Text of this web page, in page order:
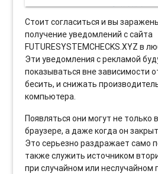
Стоит согласиться и вы
получение уведомлений с сайта
FUTURESYSTEMCHECKS.XYZ в
Эти уведомления с рекламой
показываться вне зависимости
бесить, и снижать
компьютера.
Появляться они могут не только
браузере, а даже когда он
Это серьезно раздражает само
также служить источником
при случайном или неслучайном